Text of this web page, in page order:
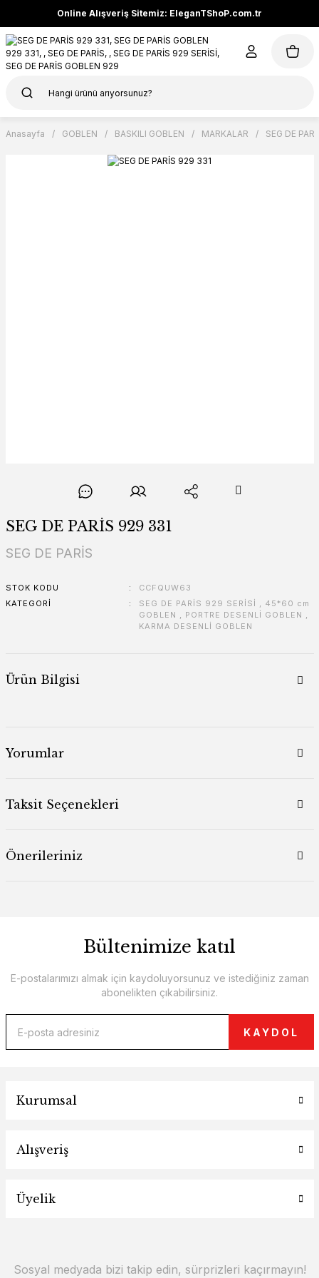
Online Alışveriş Sitemiz: EleganTShoP.com.tr
Anasayfa GOBLEN BASKILI GOBLEN MARKALAR SEG DE
SEG DE PARİS 929 331
SEG DE PARİS
STOK KODU
CCFQUW63
KATEGORI
SEG DE PARİS 929 SERİSİ , 45*60 cm
GOBLEN , PORTRE DESENLİ GOBLEN ,
KARMA DESENLİ GOBLEN
Ürün Bilgisi
Yorumlar
Taksit Seçenekleri
Önerileriniz
Bültenimize katıl
E-postalarımızı almak için kaydoluyorsunuz ve istediğiniz zaman
abonelikten çıkabilirsiniz.
KAYDOL
Kurumsal
Alışveriş
Üyelik
Sosyal medyada bizi takip edin, sürprizleri kaçırmayın!